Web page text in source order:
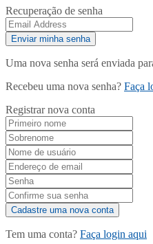
Recuperação de senha
Uma nova senha será enviada
Recebeu uma nova senha? Faça
Registrar nova conta
Tem uma conta? Faça login aqui